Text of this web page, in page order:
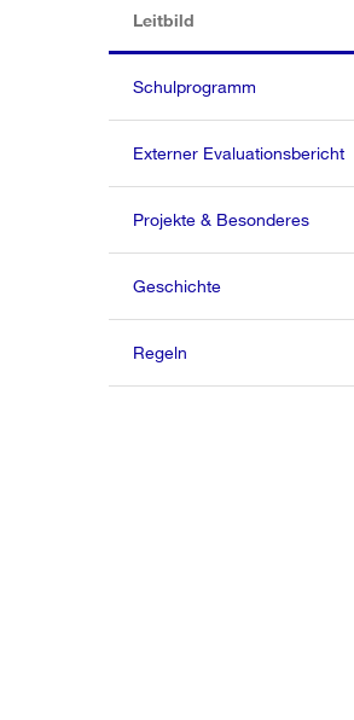
Leitbild
Schulprogramm
Externer Evaluationsbericht
Projekte & Besonderes
Geschichte
Regeln